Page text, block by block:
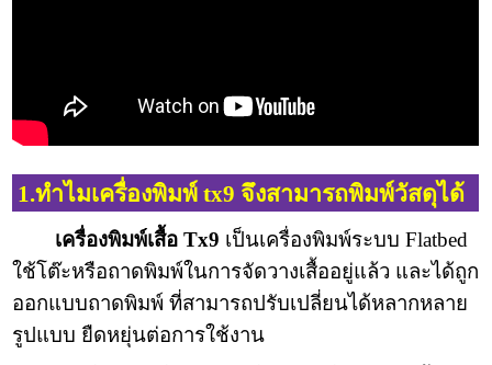
1.ทำไมเครื่องพิมพ์ tx9 จึงสามารถพิมพ์วัสดุได้
เครื่องพิมพ์เสื้อ Tx9 เป็นเครื่องพิมพ์ระบบ Flatbed
ใช้โต๊ะหรือถาดพิมพ์ในการจัดวางเสื้ออยู่แล้ว และได้ถูก
ออกแบบถาดพิมพ์ ที่สามารถปรับเปลี่ยนได้หลากหลาย
รูปแบบ ยืดหยุ่นต่อการใช้งาน